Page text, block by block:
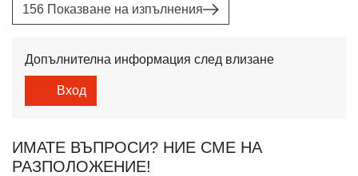
156 Показване на изпълнения
Допълнителна информация след влизане
Вход
ИМАТЕ ВЪПРОСИ? НИЕ СМЕ НА
РАЗПОЛОЖЕНИЕ!